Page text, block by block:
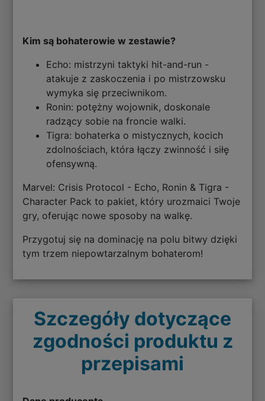
Kim są bohaterowie w zestawie?
Echo: mistrzyni taktyki hit-and-run -
atakuje z zaskoczenia i po mistrzowsku
wymyka się przeciwnikom.
Ronin: potężny wojownik, doskonale
radzący sobie na froncie walki.
Tigra: bohaterka o mistycznych, kocich
zdolnościach, która łączy zwinność i siłę
ofensywną.
Marvel: Crisis Protocol - Echo, Ronin & Tigra -
Character Pack to pakiet, który urozmaici Twoje
gry, oferując nowe sposoby na walkę.
Przygotuj się na dominację na polu bitwy dzięki
tym trzem niepowtarzalnym bohaterom!
Szczegóły dotyczące
zgodności produktu z
przepisami